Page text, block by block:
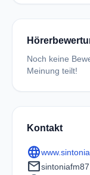
Noch keine
Meinung teilt!
Kontakt
language
mail